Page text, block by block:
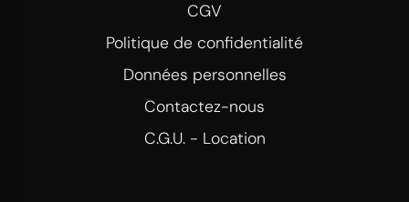
CGV
Politique de confidentialité
Données personnelles
Contactez-nous
C.G.U. - Location